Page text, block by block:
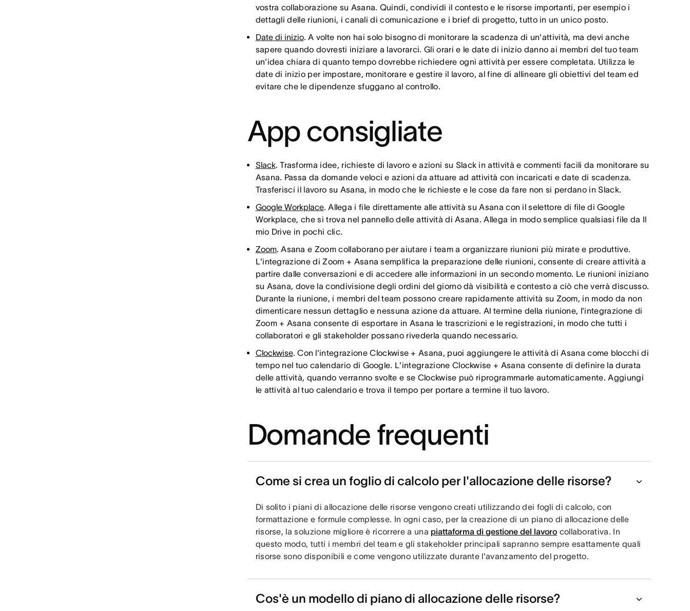
vostra collaborazione su Asana. Quindi, condividi il contesto e le risorse importanti, per esempio i
dettagli delle riunioni, i canali di comunicazione e i brief di progetto, tutto in un unico posto.
Date di inizio. A volte non hai solo bisogno di monitorare la scadenza di un'attività, ma devi anche
sapere quando dovresti iniziare a lavorarci. Gli orari e le date di inizio danno ai membri del tuo team
un'idea chiara di quanto tempo dovrebbe richiedere ogni attività per essere completata. Utilizza le
date di inizio per impostare, monitorare e gestire il lavoro, al fine di allineare gli obiettivi del team ed
evitare che le dipendenze sfuggano al controllo.
App consigliate
Slack. Trasforma idee, richieste di lavoro e azioni su Slack in attività e commenti facili da monitorare su
Asana. Passa da domande veloci e azioni da attuare ad attività con incaricati e date di scadenza.
Trasferisci il lavoro su Asana, in modo che le richieste e le cose da fare non si perdano in Slack.
Google Workplace. Allega i file direttamente alle attività su Asana con il selettore di file di Google
Workplace, che si trova nel pannello delle attività di Asana. Allega in modo semplice qualsiasi file da Il
mio Drive in pochi clic.
Zoom. Asana e Zoom collaborano per aiutare i team a organizzare riunioni più mirate e produttive.
L'integrazione di Zoom + Asana semplifica la preparazione delle riunioni, consente di creare attività a
partire dalle conversazioni e di accedere alle informazioni in un secondo momento. Le riunioni iniziano
su Asana, dove la condivisione degli ordini del giorno dà visibilità e contesto a ciò che verrà discusso.
Durante la riunione, i membri del team possono creare rapidamente attività su Zoom, in modo da non
dimenticare nessun dettaglio e nessuna azione da attuare. Al termine della riunione, l'integrazione di
Zoom + Asana consente di esportare in Asana le trascrizioni e le registrazioni, in modo che tutti i
collaboratori e gli stakeholder possano rivederla quando necessario.
Clockwise. Con l'integrazione Clockwise + Asana, puoi aggiungere le attività di Asana come blocchi di
tempo nel tuo calendario di Google. L'integrazione Clockwise + Asana consente di definire la durata
delle attività, quando verranno svolte e se Clockwise può riprogrammarle automaticamente. Aggiungi
le attività al tuo calendario e trova il tempo per portare a termine il tuo lavoro.
Domande frequenti
Come si crea un foglio di calcolo per l'allocazione delle risorse?
Di solito i piani di allocazione delle risorse vengono creati utilizzando dei fogli di calcolo, con
formattazione e formule complesse. In ogni caso, per la creazione di un piano di allocazione delle
risorse, la soluzione migliore è ricorrere a una piattaforma di gestione del lavoro collaborativa. In
questo modo, tutti i membri del team e gli stakeholder principali sapranno sempre esattamente quali
risorse sono disponibili e come vengono utilizzate durante l'avanzamento del progetto.
Cos'è un modello di piano di allocazione delle risorse?